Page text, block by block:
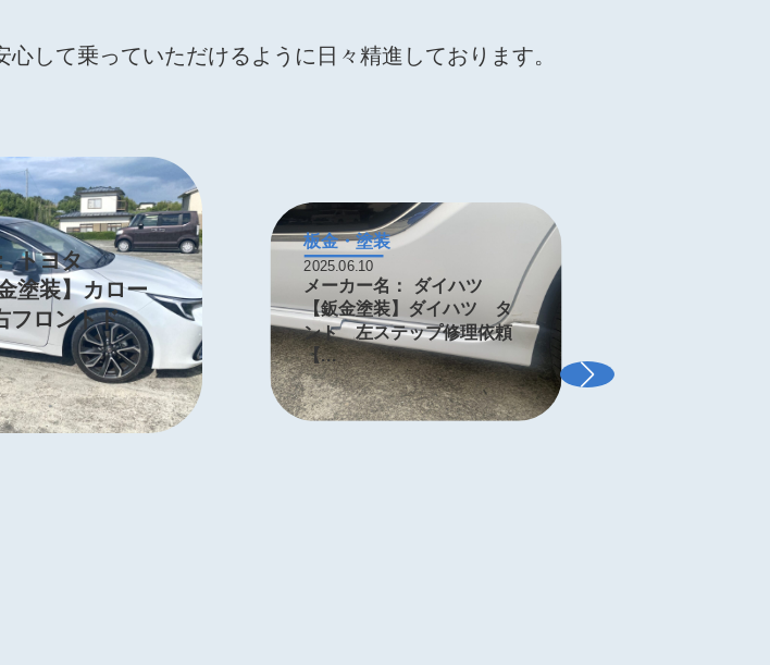
して乗っていただけるように日々精進しております。
トヨタ
塗装】カロー
フロントド
板金・塗装
2025.06.10
メーカー名： ダイハツ
【鈑金塗装】ダイハツ タ
ント 左ステップ修理依頼
【...